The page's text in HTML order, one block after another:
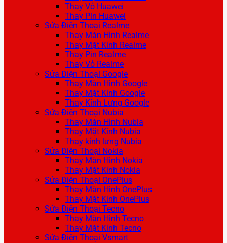
Thay Vỏ Huawei
Thay Pin Huawei
Sửa Điện Thoại Realme
Thay Màn Hình Realme
Thay Mặt Kính Realme
Thay Pin Realme
Thay Vỏ Realme
Sửa Điện Thoại Google
Thay Màn Hình Google
Thay Mặt Kính Google
Thay Kính Lưng Google
Sửa Điện Thoại Nubia
Thay Màn Hình Nubia
Thay Mặt Kính Nubia
Thay kính lưng Nubia
Sửa Điện Thoại Nokia
Thay Màn Hình Nokia
Thay Mặt Kính Nokia
Sửa Điện Thoại OnePlus
Thay Màn Hình OnePlus
Thay Mặt Kính OnePlus
Sửa Điện Thoại Tecno
Thay Màn Hình Tecno
Thay Mặt Kính Tecno
Sửa Điện Thoại Vsmart